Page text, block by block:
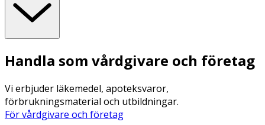
Handla som vårdgivare och företag
Vi erbjuder läkemedel, apoteksvaror,
förbrukningsmaterial och utbildningar.
För vårdgivare och företag